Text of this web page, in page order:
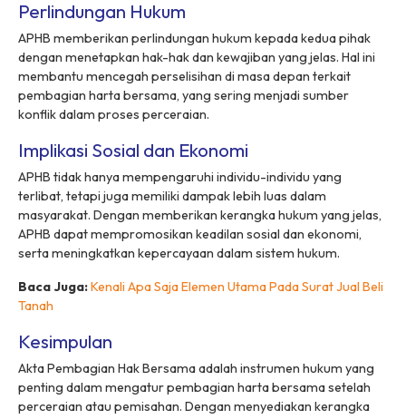
Perlindungan Hukum
APHB memberikan perlindungan hukum kepada kedua pihak
dengan menetapkan hak-hak dan kewajiban yang jelas. Hal ini
membantu mencegah perselisihan di masa depan terkait
pembagian harta bersama, yang sering menjadi sumber
konflik dalam proses perceraian.
Implikasi Sosial dan Ekonomi
APHB tidak hanya mempengaruhi individu-individu yang
terlibat, tetapi juga memiliki dampak lebih luas dalam
masyarakat. Dengan memberikan kerangka hukum yang jelas,
APHB dapat mempromosikan keadilan sosial dan ekonomi,
serta meningkatkan kepercayaan dalam sistem hukum.
Baca Juga:Kenali Apa Saja Elemen Utama Pada Surat Jual Beli
Tanah
Kesimpulan
Akta Pembagian Hak Bersama adalah instrumen hukum yang
penting dalam mengatur pembagian harta bersama setelah
perceraian atau pemisahan. Dengan menyediakan kerangka